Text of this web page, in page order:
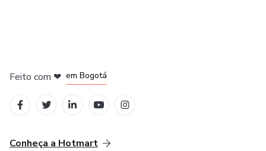
Feito com ❤ em Bogotá
Conheça a Hotmart